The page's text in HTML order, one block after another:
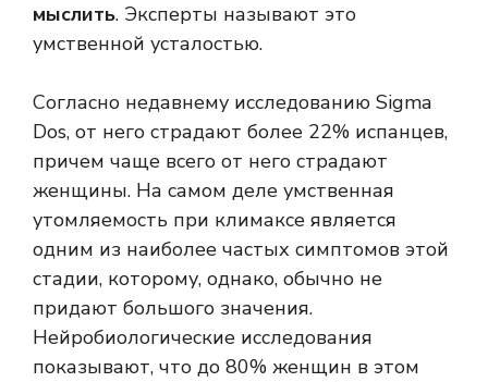
мыслить. Эксперты называют это
умственной усталостью.
Согласно недавнему исследованию Sigma
Dos, от него страдают более 22% испанцев,
причем чаще всего от него страдают
женщины. На самом деле умственная
утомляемость при климаксе является
одним из наиболее частых симптомов этой
стадии, которому, однако, обычно не
придают большого значения.
Нейробиологические исследования
показывают, что до 80% женщин в этом